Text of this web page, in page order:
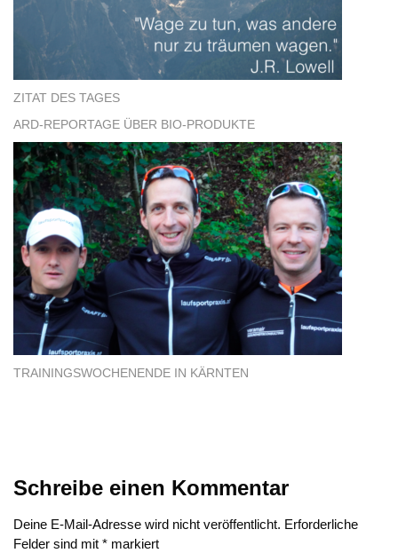
ZITAT DES TAGES
ARD-REPORTAGE ÜBER BIO-PRODUKTE
TRAININGSWOCHENENDE IN KÄRNTEN
Schreibe einen Kommentar
Deine E-Mail-Adresse wird nicht veröffentlicht. Erforderliche
Felder sind mit * markiert